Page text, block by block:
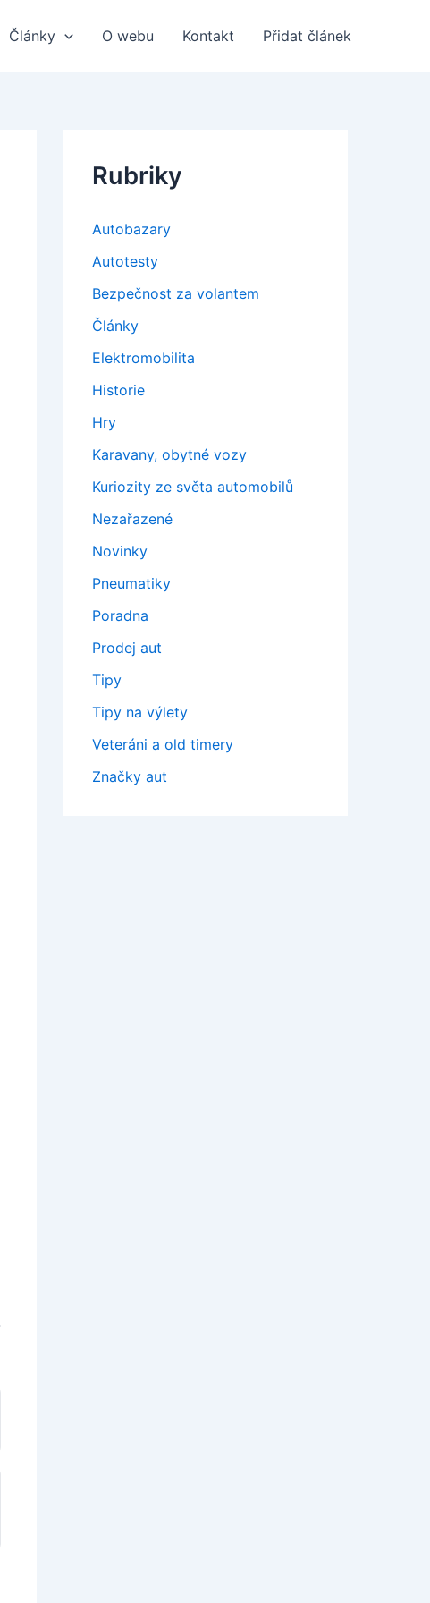
Články O webu Kontakt Přidat článek
Rubriky
Autobazary
Autotesty
Bezpečnost za volantem
Články
Elektromobilita
Historie
Hry
Karavany, obytné vozy
Kuriozity ze světa automobilů
Nezařazené
Novinky
Pneumatiky
Poradna
Prodej aut
Tipy
Tipy na výlety
Veteráni a old timery
Značky aut